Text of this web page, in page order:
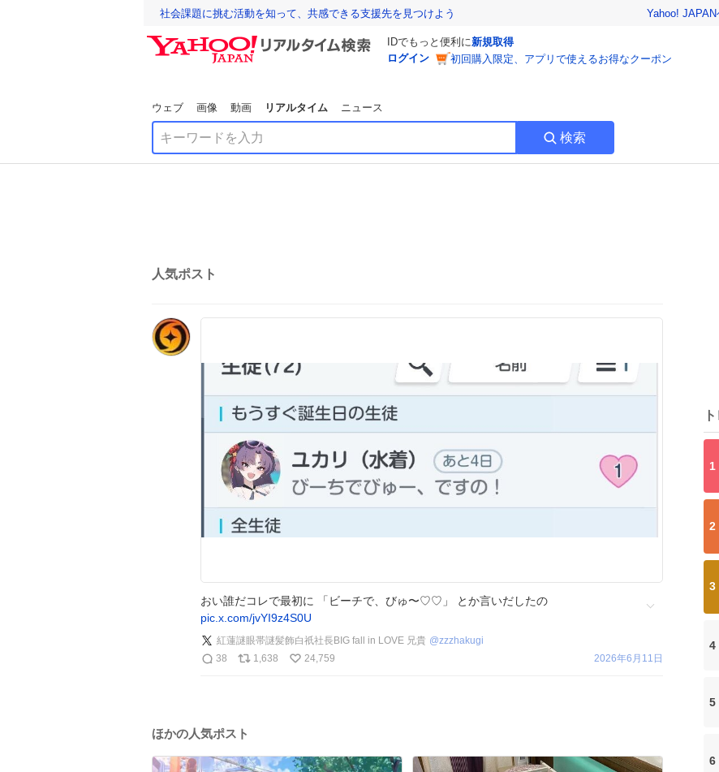
社会課題に挑む活動を知って、共感できる支援先を見つけよう Yahoo! JAPAN
IDでもっと便利に新規取得
ログイン
初回購入限定、アプリで使えるお得なクーポン
ウェブ 画像 動画 リアルタイム ニュース
検索
人気ポスト
おい誰だコレで最初に 「ビーチで、びゅ〜♡♡」 とか言いだしたの
pic.x.com/jvYI9z4S0U
紅蓮謎眼帯謎髪飾白祇社長BIG fall in LOVE 兄貴 @zzzhakugi
38
1,638 24,759 2026年6月11日
ほかの人気ポスト
1
2
3
4
5
6